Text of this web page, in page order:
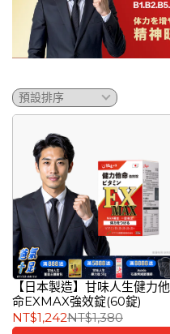
【日本製造】甘味人生健力他
命EXMAX強效錠(60錠)
NT$1,242NT$1,380